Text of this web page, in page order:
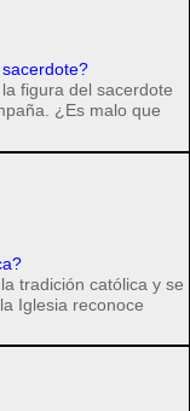
figura del sacerdote
¿Es malo que
tradición católica y se
Iglesia reconoce